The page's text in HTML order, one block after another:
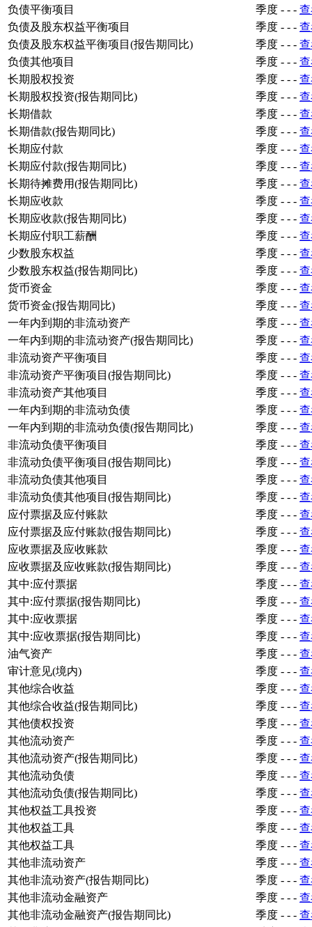
负债平衡项目
季度 - - -
负债及股东权益平衡项目
季度 - - -
负债及股东权益平衡项目(报告期同比)
季度 - - -
负债其他项目
季度 - - -
长期股权投资
季度 - - -
长期股权投资(报告期同比)
季度 - - -
长期借款
季度 - - -
长期借款(报告期同比)
季度 - - -
长期应付款
季度 - - -
长期应付款(报告期同比)
季度 - - -
长期待摊费用(报告期同比)
季度 - - -
长期应收款
季度 - - -
长期应收款(报告期同比)
季度 - - -
长期应付职工薪酬
季度 - - -
少数股东权益
季度 - - -
少数股东权益(报告期同比)
季度 - - -
货币资金
季度 - - -
货币资金(报告期同比)
季度 - - -
一年内到期的非流动资产
季度 - - -
一年内到期的非流动资产(报告期同比)
季度 - - -
非流动资产平衡项目
季度 - - -
非流动资产平衡项目(报告期同比)
季度 - - -
非流动资产其他项目
季度 - - -
一年内到期的非流动负债
季度 - - -
一年内到期的非流动负债(报告期同比)
季度 - - -
非流动负债平衡项目
季度 - - -
非流动负债平衡项目(报告期同比)
季度 - - -
非流动负债其他项目
季度 - - -
非流动负债其他项目(报告期同比)
季度 - - -
应付票据及应付账款
季度 - - -
应付票据及应付账款(报告期同比)
季度 - - -
应收票据及应收账款
季度 - - -
应收票据及应收账款(报告期同比)
季度 - - -
其中:应付票据
季度 - - -
其中:应付票据(报告期同比)
季度 - - -
其中:应收票据
季度 - - -
其中:应收票据(报告期同比)
季度 - - -
油气资产
季度 - - -
审计意见(境内)
季度 - - -
其他综合收益
季度 - - -
其他综合收益(报告期同比)
季度 - - -
其他债权投资
季度 - - -
其他流动资产
季度 - - -
其他流动资产(报告期同比)
季度 - - -
其他流动负债
季度 - - -
其他流动负债(报告期同比)
季度 - - -
其他权益工具投资
季度 - - -
其他权益工具
季度 - - -
其他权益工具
季度 - - -
其他非流动资产
季度 - - -
其他非流动资产(报告期同比)
季度 - - -
其他非流动金融资产
季度 - - -
其他非流动金融资产(报告期同比)
季度 - - -